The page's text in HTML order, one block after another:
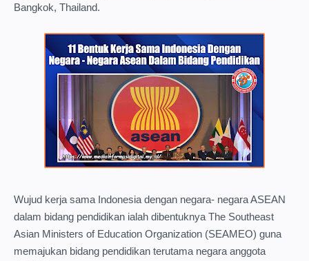
Bangkok, Thailand.
Wujud kerja sama Indonesia dengan negara- negara ASEAN
dalam bidang pendidikan ialah dibentuknya The Southeast
Asian Ministers of Education Organization (SEAMEO) guna
memajukan bidang pendidikan terutama negara anggota